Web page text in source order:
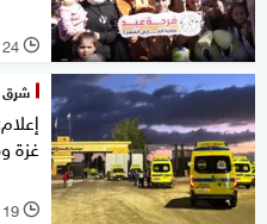
l 24 مارس 2026
غزة
l 19 مارس 2026